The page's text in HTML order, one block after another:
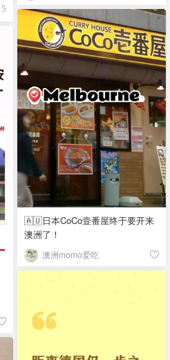
5
🇦🇺日本CoCo壹番屋终于要开来
澳洲了！
澳洲momo爱吃